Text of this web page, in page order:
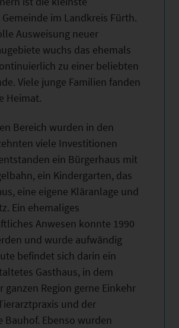
im Landkreis Fürth.
Ausweisung neuer
wuchs das ehemals
zu einer beliebten
Viele junge Familien fanden
Heimat.
Bereich wurden in den
viele Investitionen
ein Bürgerhaus mit
ein Kindergarten, das
eine eigene Kläranlage und
Ein ehemaliges
Anwesen konnte 1990
und wurde aufwändig
befindet sich darin ein
Gasthaus, in dem
ganzen Region gerne Einkehr
und der
Bauhof. Ebenso wurden